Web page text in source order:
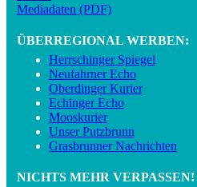
Mediadaten (PDF)
ÜBERREGIONAL WERBEN:
Herrschinger Spiegel
Neufahrner Echo
Oberdinger Kurier
Echinger Echo
Mooskurier
Unser Putzbrunn
Grasbrunner Nachrichten
NICHTS MEHR VERPASSEN!